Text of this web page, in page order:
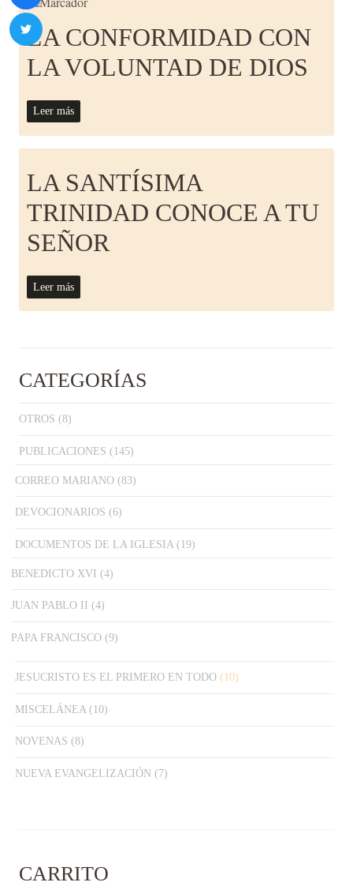
LA CONFORMIDAD CON
LA VOLUNTAD DE DIOS
Leer más
LA SANTÍSIMA
TRINIDAD CONOCE A TU
SEÑOR
Leer más
CATEGORÍAS
OTROS (8)
PUBLICACIONES (145)
CORREO MARIANO (83)
DEVOCIONARIOS (6)
DOCUMENTOS DE LA IGLESIA (19)
BENEDICTO XVI (4)
JUAN PABLO II (4)
PAPA FRANCISCO (9)
JESUCRISTO ES EL PRIMERO EN TODO (10)
MISCELÁNEA (10)
NOVENAS (8)
NUEVA EVANGELIZACIÓN (7)
CARRITO